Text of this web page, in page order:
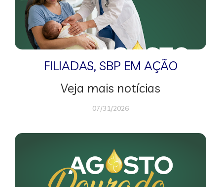
FILIADAS, SBP EM AÇÃO
Veja mais notícias
07/31/2026